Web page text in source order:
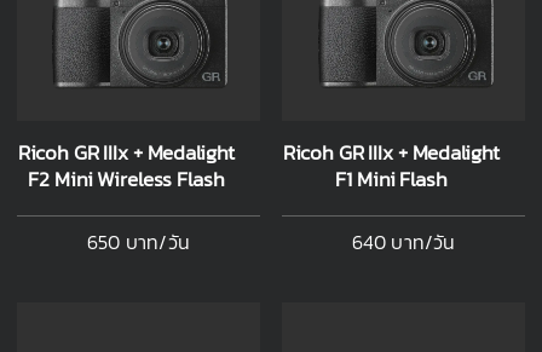
Ricoh GR IIIx + Medalight
F2 Mini Wireless Flash
650 บาท/วัน
Ricoh GR IIIx + Medalight
F1 Mini Flash
640 บาท/วัน